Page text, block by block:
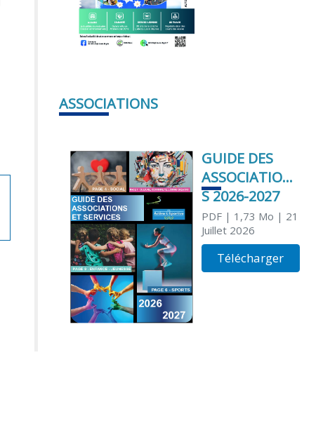
ASSOCIATIONS
GUIDE DES
ASSOCIATION
S 2026-2027
PDF| 1,73 Mo | 21
Juillet 2026
Télécharger